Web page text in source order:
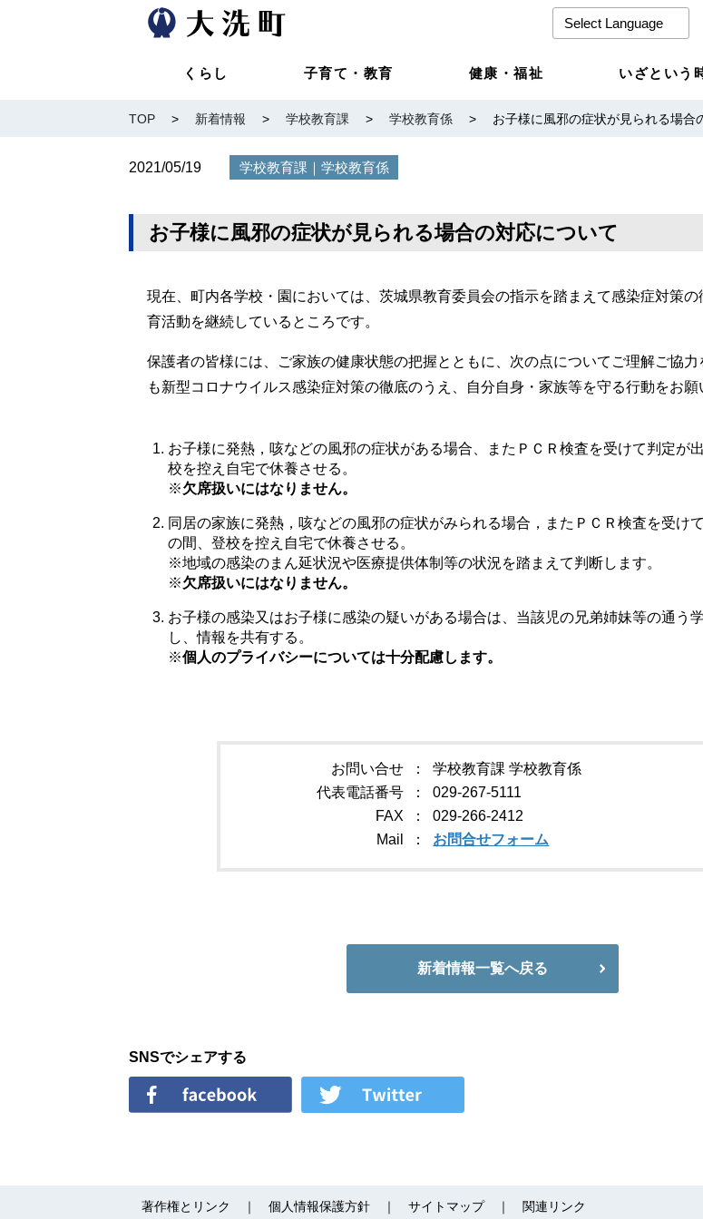
くらし 子育て・教育 健康・福祉 いざという
TOP > 新着情報 > 学校教育課 > 学校教育係 > お子様に風邪の症状が見られる場合
2021/05/19 学校教育課 ｜ 学校教育係
お子様に風邪の症状が見られる場合の対応について
現在、町内各学校・園においては、茨城県教育委員会の指示を踏まえて感染症対策の
育活動を継続しているところです。
保護者の皆様には、ご家族の健康状態の把握とともに、次の点についてご理解ご協力
も新型コロナウイルス感染症対策の徹底のうえ、自分自身・家族等を守る行動をお願
お子様に発熱，咳などの風邪の症状がある場合、またＰＣＲ検査を受けて判定が
校を控え自宅で休養させる。
※欠席扱いにはなりません。
同居の家族に発熱，咳などの風邪の症状がみられる場合，またＰＣＲ検査を受け
の間、登校を控え自宅で休養させる。
※地域の感染のまん延状況や医療提供体制等の状況を踏まえて判断します。
※欠席扱いにはなりません。
お子様の感染又はお子様に感染の疑いがある場合は、当該児の兄弟姉妹等の通う
し、情報を共有する。
※個人のプライバシーについては十分配慮します。
お問い合せ
学校教育課 学校教育係
代表電話番号
029-267-5111
FAX
029-266-2412
Mail
お問合せフォーム
新着情報一覧へ戻る
SNSでシェアする
著作権とリンク 個人情報保護方針 サイトマップ 関連リンク